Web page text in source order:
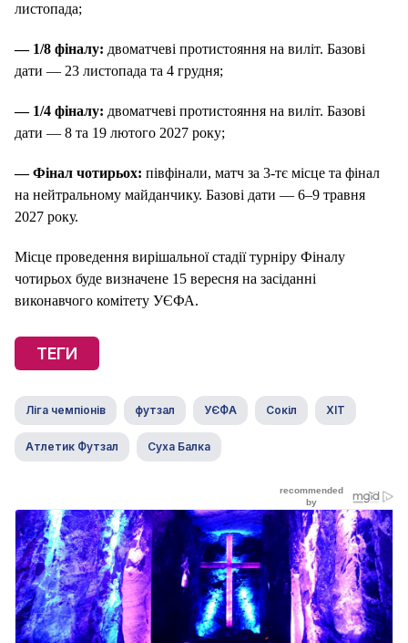
листопада;
— 1/8 фіналу: двоматчеві протистояння на виліт. Базові
дати — 23 листопада та 4 грудня;
— 1/4 фіналу: двоматчеві протистояння на виліт. Базові
дати — 8 та 19 лютого 2027 року;
— Фінал чотирьох: півфінали, матч за 3-тє місце та фінал
на нейтральному майданчику. Базові дати — 6–9 травня
2027 року.
Місце проведення вирішальної стадії турніру Фіналу
чотирьох буде визначене 15 вересня на засіданні
виконавчого комітету УЄФА.
ТЕГИ
Ліга чемпіонів футзал УЄФА Сокіл ХІТ
Атлетик Футзал Суха Балка